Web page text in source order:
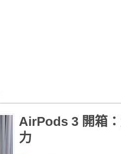
AirPods 3 開箱
力